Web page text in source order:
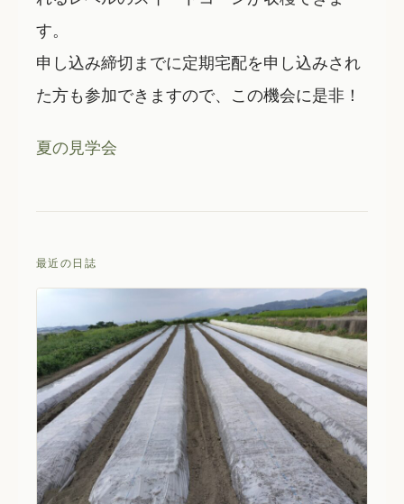
す。
申し込み締切までに定期宅配を申し込みされ
た方も参加できますので、この機会に是非！
夏の見学会
最近の日誌